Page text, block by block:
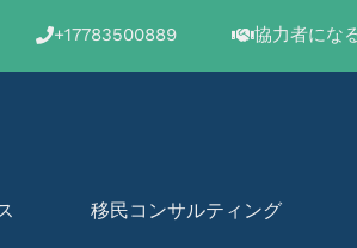
+17783500889 協力者にな
移民コンサルティング